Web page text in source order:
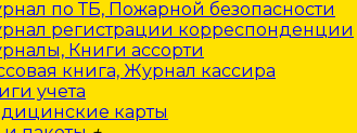
по ТБ, Пожарной безопасности
регистрации корреспонденции
Книги ассорти
книга, Журнал кассира
учета
карты